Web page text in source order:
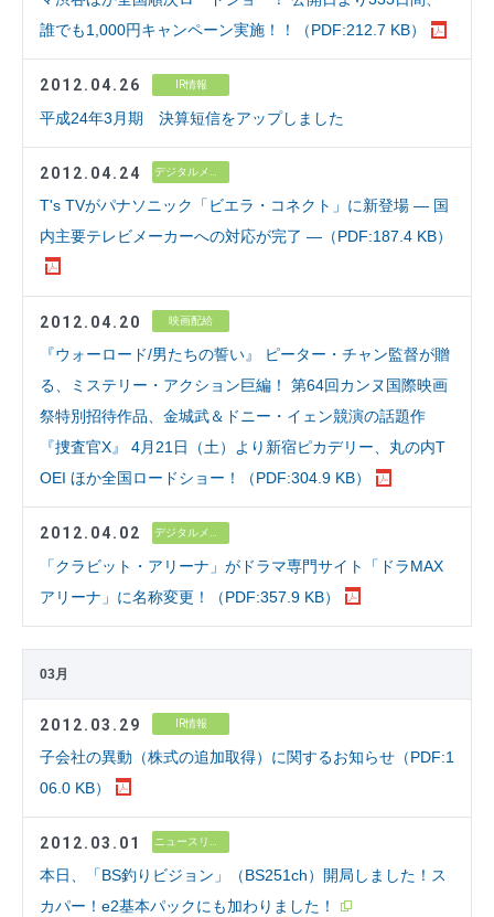
誰でも1,000円キャンペーン実施！！（PDF:212.7 KB）
2012.04.26 IR情報
平成24年3月期 決算短信をアップしました
2012.04.24
T's TVがパナソニック「ビエラ・コネクト」に新登場 ― 国
内主要テレビメーカーへの対応が完了 ―（PDF:187.4 KB）
2012.04.20 映画配給
『ウォーロード/男たちの誓い』 ピーター・チャン監督が贈
る、ミステリー・アクション巨編！ 第64回カンヌ国際映画
祭特別招待作品、金城武＆ドニー・イェン競演の話題作
『捜査官X』 4月21日（土）より新宿ピカデリー、丸の内T
OEI ほか全国ロードショー！（PDF:304.9 KB）
2012.04.02
「クラビット・アリーナ」がドラマ専門サイト「ドラMAX
アリーナ」に名称変更！（PDF:357.9 KB）
03月
2012.03.29 IR情報
子会社の異動（株式の追加取得）に関するお知らせ（PDF:1
06.0 KB）
2012.03.01
本日、「BS釣りビジョン」（BS251ch）開局しました！ス
カパー！e2基本パックにも加わりました！